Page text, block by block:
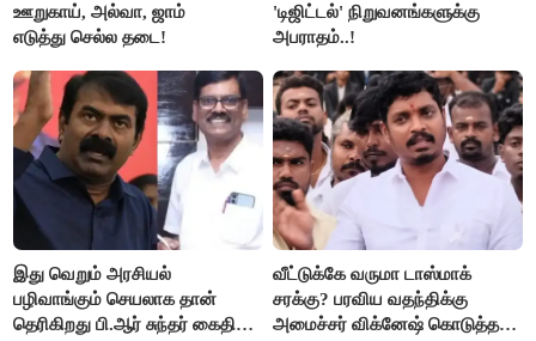
ஊறுகாய், அல்வா, ஜாம்
எடுத்து செல்ல தடை!
'டிஜிட்டல்' நிறுவனங்களுக்கு
அபராதம்..!
இது வெறும் அரசியல்
பழிவாங்கும் செயலாக தான்
தெரிகிறது பி.ஆர் சுந்தர் கைதிற்கு
வீட்டுக்கே வருமா டாஸ்மாக்
சரக்கு? பரவிய வதந்திக்கு
அமைச்சர் விக்னேஷ் கொடுத்த